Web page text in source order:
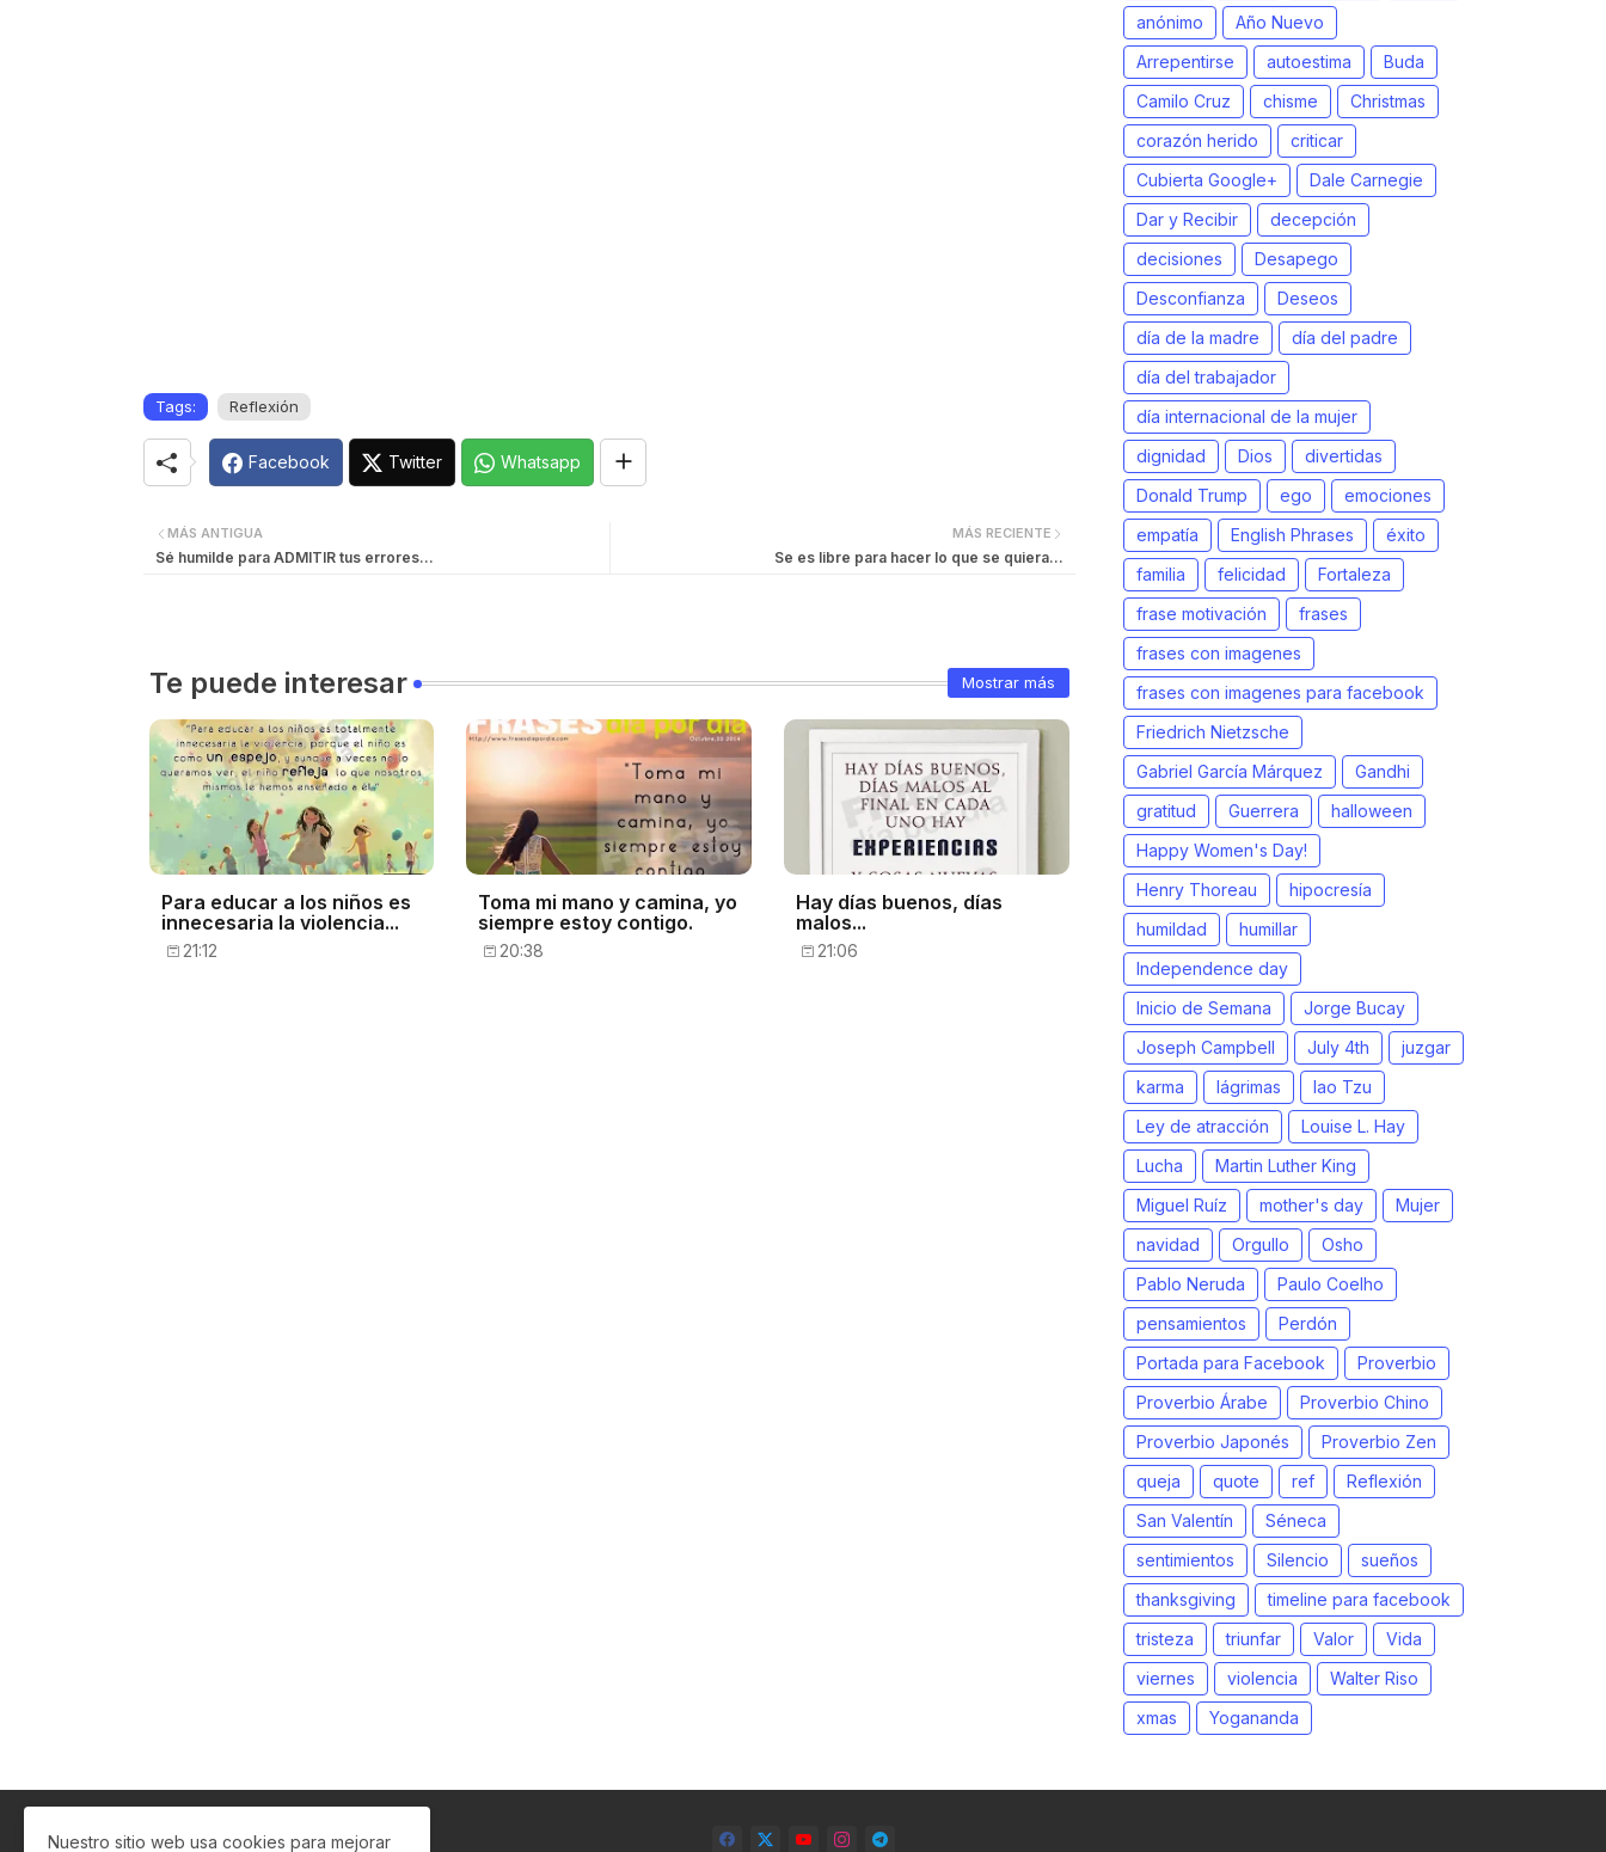
Tags: Reflexión
Facebook Twitter Whatsapp
MÁS RECIENTE
Se es libre para hacer lo que se quiera...
MÁS ANTIGUA
Sé humilde para ADMITIR tus errores...
Te puede interesar Mostrar más
Para educar a los niños es
innecesaria la violencia...
21:12
Toma mi mano y camina, yo
siempre estoy contigo.
20:38
Hay días buenos, días
malos...
21:06
anónimo
Año Nuevo
Arrepentirse
autoestima
Buda
Camilo Cruz
chisme
Christmas
corazón herido
criticar
Cubierta Google+
Dale Carnegie
Dar y Recibir
decepción
decisiones
Desapego
Desconfianza
Deseos
día de la madre
día del padre
día del trabajador
día internacional de la mujer
dignidad
Dios
divertidas
Donald Trump
ego
emociones
empatía
English Phrases
éxito
familia
felicidad
Fortaleza
frase motivación
frases
frases con imagenes
frases con imagenes para facebook
Friedrich Nietzsche
Gabriel García Márquez
Gandhi
gratitud
Guerrera
halloween
Happy Women's Day!
Henry Thoreau
hipocresía
humildad
humillar
Independence day
Inicio de Semana
Jorge Bucay
Joseph Campbell
July 4th
juzgar
karma
lágrimas
lao Tzu
Ley de atracción
Louise L. Hay
Lucha
Martin Luther King
Miguel Ruíz
mother's day
Mujer
navidad
Orgullo
Osho
Pablo Neruda
Paulo Coelho
pensamientos
Perdón
Portada para Facebook
Proverbio
Proverbio Árabe
Proverbio Chino
Proverbio Japonés
Proverbio Zen
queja
quote ref
Reflexión
San Valentín
Séneca
sentimientos
Silencio
sueños
thanksgiving
timeline para facebook
tristeza
triunfar Valor
Vida
viernes
violencia
Walter Riso
xmas
Yogananda
Nuestro sitio web usa cookies para mejorar